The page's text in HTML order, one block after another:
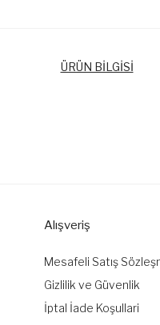
ÜRÜN BİLGİSİ
Alışveriş
Mesafeli Satış
Gizlilik ve Güvenlik
İptal İade Koşullari